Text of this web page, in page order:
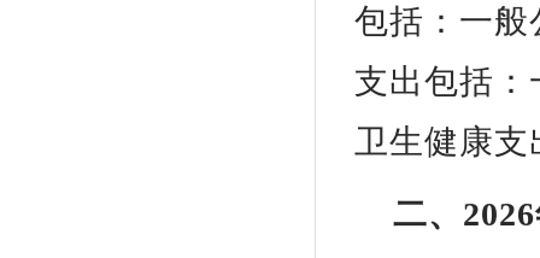
包括：一般
支出包括
卫生健康
二、